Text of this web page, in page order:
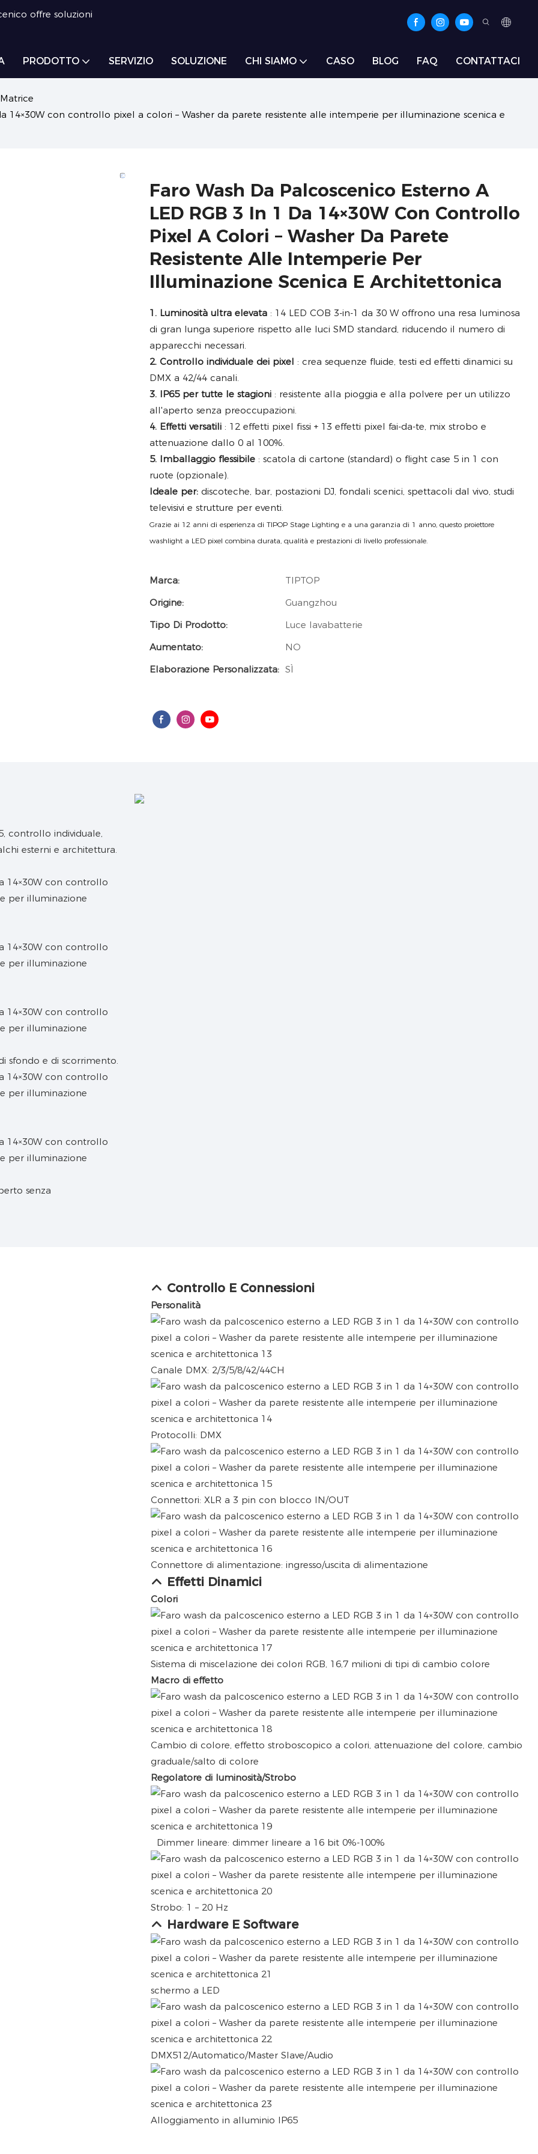
offre soluzioni
PRODOTTO SERVIZIO SOLUZIONE CHI SIAMO CASO BLOG FAQ CONTATTACI
14×30W con controllo pixel a colori – Washer da parete resistente alle intemperie per illuminazione scenica e
Faro Wash Da Palcoscenico Esterno A
LED RGB 3 In 1 Da 14×30W Con Controllo
Pixel A Colori – Washer Da Parete
Resistente Alle Intemperie Per
Illuminazione Scenica E Architettonica
1. Luminosità ultra elevata : 14 LED COB 3-in-1 da 30 W offrono una resa luminosa
di gran lunga superiore rispetto alle luci SMD standard, riducendo il numero di
apparecchi necessari.
2. Controllo individuale dei pixel : crea sequenze fluide, testi ed effetti dinamici su
DMX a 42/44 canali.
3. IP65 per tutte le stagioni : resistente alla pioggia e alla polvere per un utilizzo
all'aperto senza preoccupazioni.
4. Effetti versatili : 12 effetti pixel fissi + 13 effetti pixel fai-da-te, mix strobo e
attenuazione dallo 0 al 100%.
5. Imballaggio flessibile : scatola di cartone (standard) o flight case 5 in 1 con
ruote (opzionale).
Ideale per: discoteche, bar, postazioni DJ, fondali scenici, spettacoli dal vivo, studi
televisivi e strutture per eventi.
Grazie ai 12 anni di esperienza di TIPOP Stage Lighting e a una garanzia di 1 anno, questo proiettore
washlight a LED pixel combina durata, qualità e prestazioni di livello professionale.
Marca:
TIPTOP
Origine:
Guangzhou
Tipo Di Prodotto:
Luce lavabatterie
Aumentato:
NO
Elaborazione Personalizzata: SÌ
controllo individuale,
esterni e architettura.
sfondo e di scorrimento.
senza
Controllo E Connessioni
Personalità
Canale DMX: 2/3/5/8/42/44CH
Protocolli: DMX
Connettori: XLR a 3 pin con blocco IN/OUT
Connettore di alimentazione: ingresso/uscita di alimentazione
Effetti Dinamici
Colori
Sistema di miscelazione dei colori RGB, 16,7 milioni di tipi di cambio colore
Macro di effetto
Cambio di colore, effetto stroboscopico a colori, attenuazione del colore, cambio
graduale/salto di colore
Regolatore di luminosità/Strobo
Dimmer lineare: dimmer lineare a 16 bit 0%-100%
Strobo: 1 – 20 Hz
Hardware E Software
schermo a LED
DMX512/Automatico/Master Slave/Audio
Alloggiamento in alluminio IP65